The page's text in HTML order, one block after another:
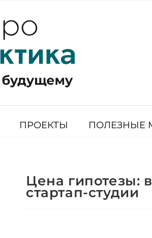
ПРОЕКТЫ ПОЛЕЗНЫЕ
Цена гипотезы:
стартап-студии